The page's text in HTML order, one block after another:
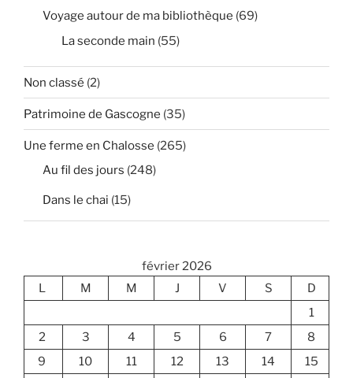
Voyage autour de ma bibliothèque (69)
La seconde main (55)
Non classé (2)
Patrimoine de Gascogne (35)
Une ferme en Chalosse (265)
Au fil des jours (248)
Dans le chai (15)
février 2026
L
M M J V S
D
1
2
3 4 5 6 7
8
9
10 11 12 13 14
15